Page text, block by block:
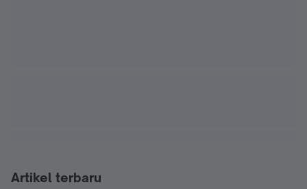
Artikel terbaru